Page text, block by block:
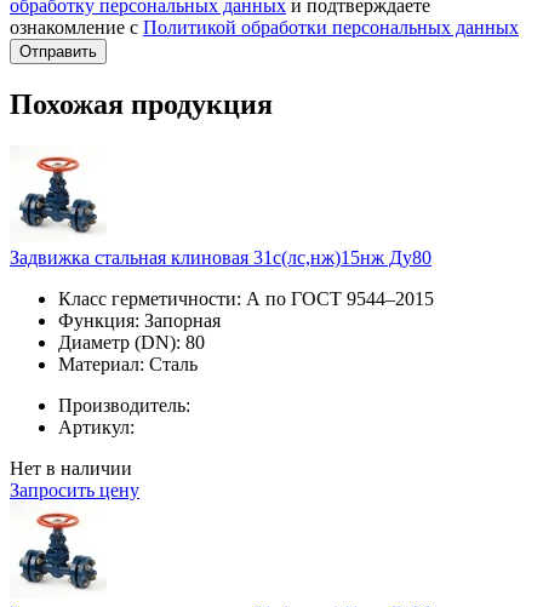
обработку персональных данных и подтверждаете
ознакомление с Политикой обработки персональных данных
Отправить
Похожая продукция
Задвижка стальная клиновая 31с(лс,нж)15нж Ду80
Класс герметичности: А по ГОСТ 9544–2015
Функция: Запорная
Диаметр (DN): 80
Материал: Сталь
Производитель:
Артикул:
Нет в наличии
Запросить цену